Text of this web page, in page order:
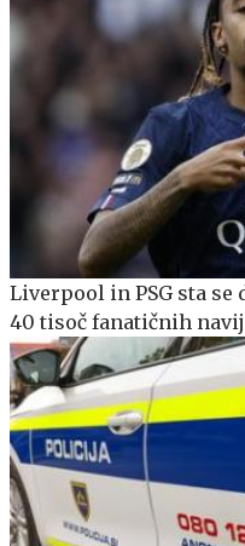
Liverpool in PSG sta
40 tisoč fanatičnih